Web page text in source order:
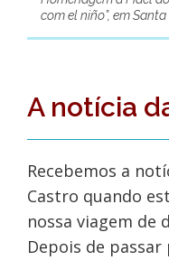
com el niño”, em
A notícia
Recebemos a
Castro quando
nossa viagem de
Depois de